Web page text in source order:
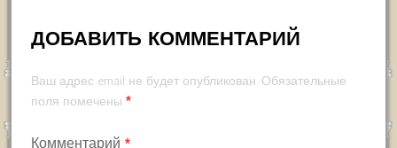
ДОБАВИТЬ КОММЕНТАРИЙ
Ваш адрес email не будет опубликован. Обязательные
поля помечены *
Комментарий *